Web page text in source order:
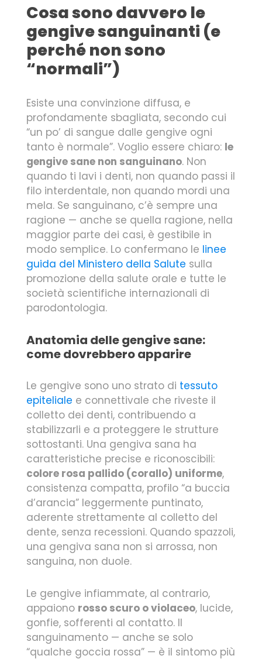
Cosa sono davvero le
gengive sanguinanti (e
perché non sono
“normali”)
Esiste una convinzione diffusa, e
profondamente sbagliata, secondo cui
“un po’ di sangue dalle gengive ogni
tanto è normale”. Voglio essere chiaro: le
gengive sane non sanguinano. Non
quando ti lavi i denti, non quando passi il
filo interdentale, non quando mordi una
mela. Se sanguinano, c’è sempre una
ragione — anche se quella ragione, nella
maggior parte dei casi, è gestibile in
modo semplice. Lo confermano le linee
guida del Ministero della Salute sulla
promozione della salute orale e tutte le
società scientifiche internazionali di
parodontologia.
Anatomia delle gengive sane:
come dovrebbero apparire
Le gengive sono uno strato di tessuto
epiteliale e connettivale che riveste il
colletto dei denti, contribuendo a
stabilizzarli e a proteggere le strutture
sottostanti. Una gengiva sana ha
caratteristiche precise e riconoscibili:
colore rosa pallido (corallo) uniforme,
consistenza compatta, profilo “a buccia
d’arancia” leggermente puntinato,
aderente strettamente al colletto del
dente, senza recessioni. Quando spazzoli,
una gengiva sana non si arrossa, non
sanguina, non duole.
Le gengive infiammate, al contrario,
appaiono rosso scuro o violaceo, lucide,
gonfie, sofferenti al contatto. Il
sanguinamento — anche se solo
“qualche goccia rossa” — è il sintomo più